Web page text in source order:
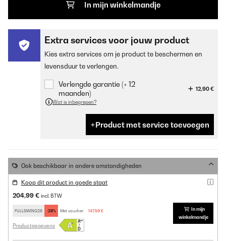
In mijn winkelmandje
Extra services voor jouw product
Kies extra services om je product te beschermen en
levensduur te verlengen.
Verlengde garantie (+ 12
maanden)
12,90 €
Wat is inbegrepen?
Product met service toevoegen
Ook beschikbaar in andere omstandigheden
Koop dit product in goede staat
204,99 € incl. BTW
FULLSWING28 -28% Met voucher: 147,59 €
Productgegevens
In mijn
winkelmandje